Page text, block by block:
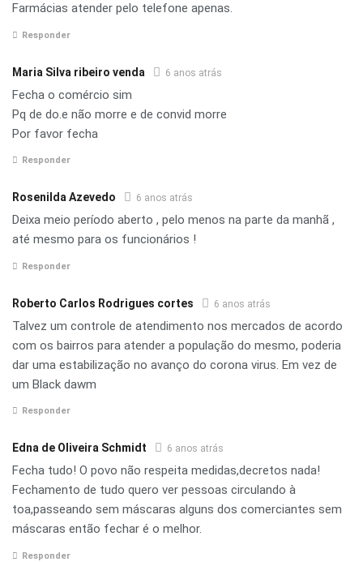
Farmácias atender pelo telefone apenas.
Responder
Maria Silva ribeiro venda 6 anos atrás
Fecha o comércio sim
Pq de do.e não morre e de convid morre
Por favor fecha
Responder
Rosenilda Azevedo 6 anos atrás
Deixa meio período aberto , pelo menos na parte da manhã ,
até mesmo para os funcionários !
Responder
Roberto Carlos Rodrigues cortes 6 anos atrás
Talvez um controle de atendimento nos mercados de acordo
com os bairros para atender a população do mesmo, poderia
dar uma estabilização no avanço do corona virus. Em vez de
um Black dawm
Responder
Edna de Oliveira Schmidt 6 anos atrás
Fecha tudo! O povo não respeita medidas,decretos nada!
Fechamento de tudo quero ver pessoas circulando à
toa,passeando sem máscaras alguns dos comerciantes sem
máscaras então fechar é o melhor.
Responder